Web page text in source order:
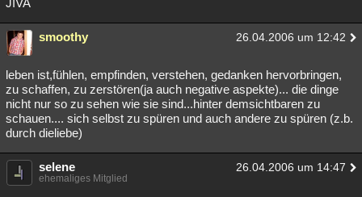
JIVA
smoothy 26.04.2006 um 12:42
leben ist,fühlen, empfinden, verstehen, gedanken hervorbringen,
zu schaffen, zu zerstören(ja auch negative aspekte)... die dinge
nicht nur so zu sehen wie sie sind...hinter demsichtbaren zu
schauen.... sich selbst zu spüren und auch andere zu spüren (z.b.
durch dieliebe)
selene 26.04.2006 um 14:47
ehemaliges Mitglied